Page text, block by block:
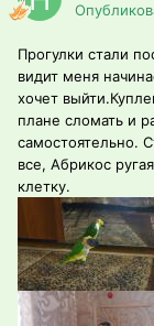
Прогулки стали
видит меня
хочет
плане сломать и
самостоятельно.
все, Абрикос
клетку.